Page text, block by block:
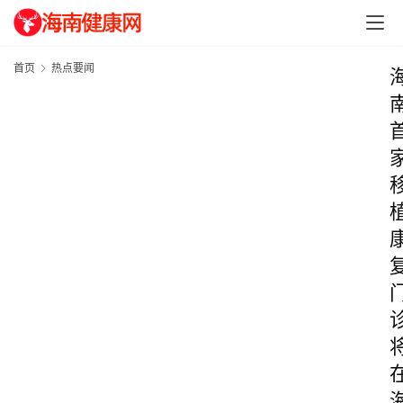
首页 热点要闻